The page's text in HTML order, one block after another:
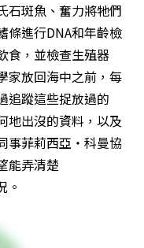
石斑魚、奮力將牠們
條進行DNA和年齡檢
食，並檢查生殖器
家放回海中之前，每
追蹤這些捉放過的
地出沒的資料，以及
事菲莉西亞・科曼協
能弄清楚
。